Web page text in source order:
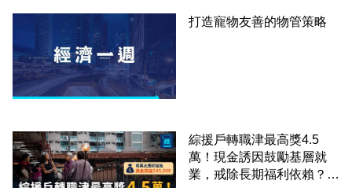
打造寵物友善的物管策略
綜援戶轉職津最高獎4.5
萬！現金誘因鼓勵基層就
業，戒除長期福利依賴？鄧